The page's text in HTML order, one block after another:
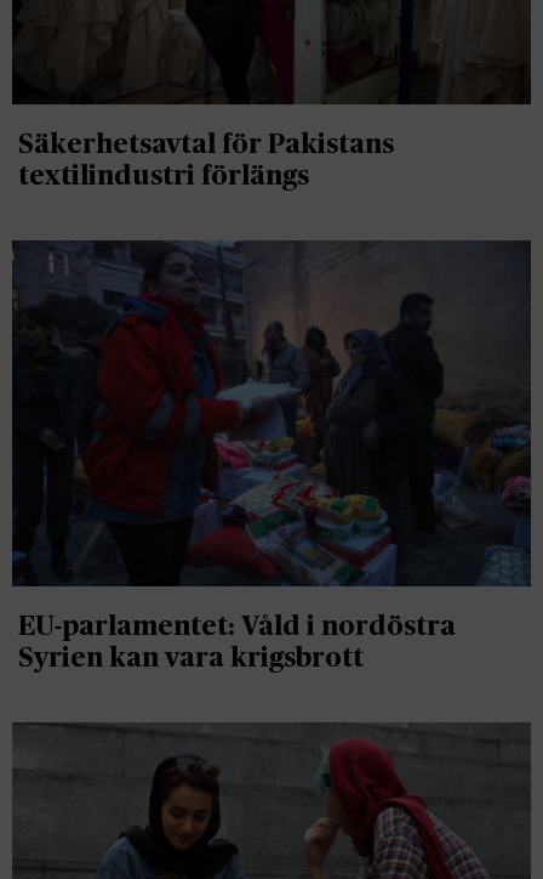
Säkerhetsavtal för Pakistans
textilindustri förlängs
EU-parlamentet: Våld i nordöstra
Syrien kan vara krigsbrott